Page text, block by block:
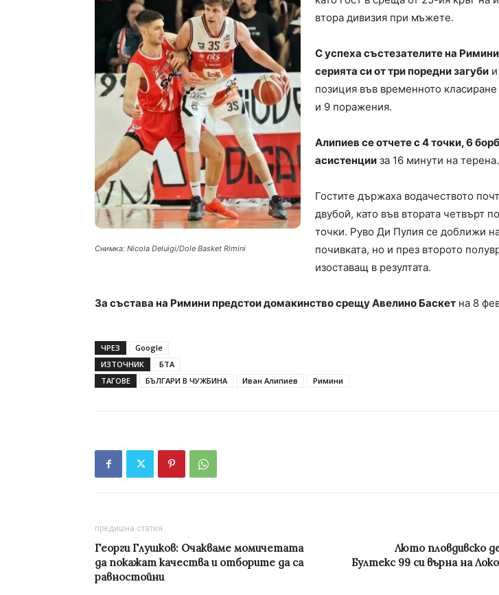
Снимка: Nicola Deluigi/Dole Basket Rimini
втора дивизия при мъжете.
С успеха състезателите на
серията си от три поредни загуби
позиция във временното
и 9 поражения.
Алипиев се отчете с 4 точки, 6
асистенции за 16 минути на терена.
Гостите държаха водачеството
двубой, като във втората четвърт
точки. Руво Ди Пулия се доближи
почивката, но и през второто
изоставащ в резултата.
За състава на Римини предстои домакинство срещу Авелино Баскет на 8
ЧРЕЗ
Google
ИЗТОЧНИК
БТА
ТАГОВЕ
БЪЛГАРИ В ЧУЖБИНА Иван Алипиев Римини
предишна статия
Георги Глушков: Очакваме момичетата
да покажат качества и отборите да са
равностойни
Люто пловдивско
Бултекс 99 си върна на